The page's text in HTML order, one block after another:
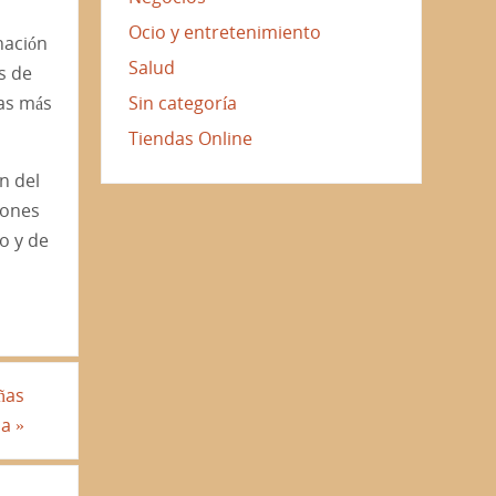
de
más
del
y de
»
Ocio y entretenimiento
Salud
Sin categoría
Tiendas Online